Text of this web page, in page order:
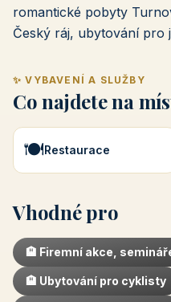
romantické pobyty
Český ráj, ubytování pro
✨ VYBAVENÍ A SLUŽBY
Co najdete na
🍽️Restaurace
Vhodné pro
🏨 Firemní akce,
🏨 Ubytování pro cyklisty